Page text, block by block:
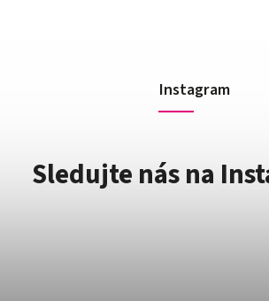
Instagram
Sledujte nás na